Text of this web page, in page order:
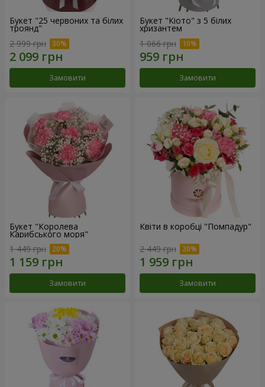
Букет "25 червоних та білих
троянд"
2 999 грн
Замовити
Букет "Кіото" з 5 білих
хризантем
1 066 грн
Замовити
Букет "Королева
Карибського моря"
1 449 грн
Замовити
Квіти в коробці "Помпадур"
2 449 грн
Замовити